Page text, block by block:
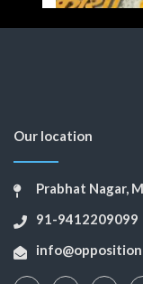
Our location
Prabhat Nagar,
91-9412209099